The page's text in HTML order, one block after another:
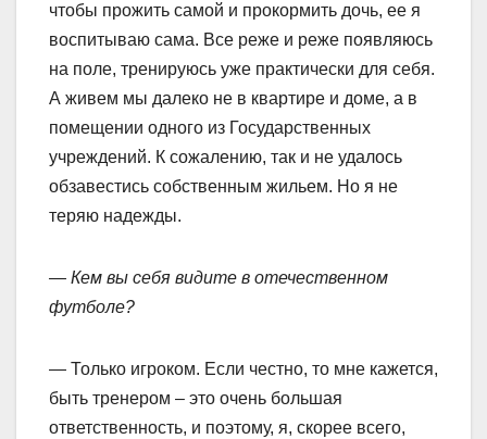
чтобы прожить самой и прокормить дочь, ее я
воспитываю сама. Все реже и реже появляюсь
на поле, тренируюсь уже практически для себя.
А живем мы далеко не в квартире и доме, а в
помещении одного из Государственных
учреждений. К сожалению, так и не удалось
обзавестись собственным жильем. Но я не
теряю надежды.
— Кем вы себя видите в отечественном
футболе?
— Только игроком. Если честно, то мне кажется,
быть тренером – это очень большая
ответственность, и поэтому, я, скорее всего,